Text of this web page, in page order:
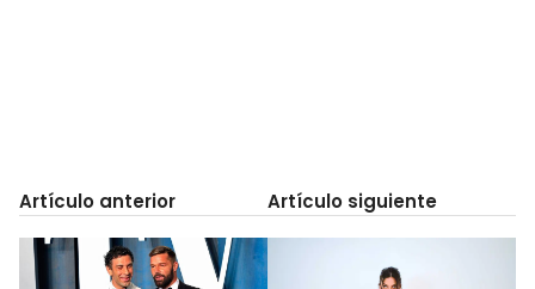
Artículo anterior Artículo siguiente